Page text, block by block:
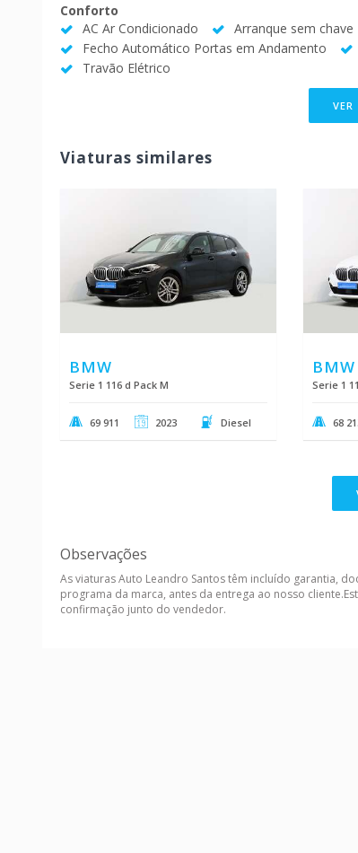
Conforto
AC Ar Condicionado
Arranque sem chave
Fecho Automático Portas em Andamento
Travão Elétrico
Viaturas similares
BMW
Serie 1 116 d Pack M
69 911 2023 Diesel
BMW
Serie 1
68
Observações
As viaturas Auto Leandro Santos têm incluído garantia,
programa da marca, antes da entrega ao nosso
confirmação junto do vendedor.